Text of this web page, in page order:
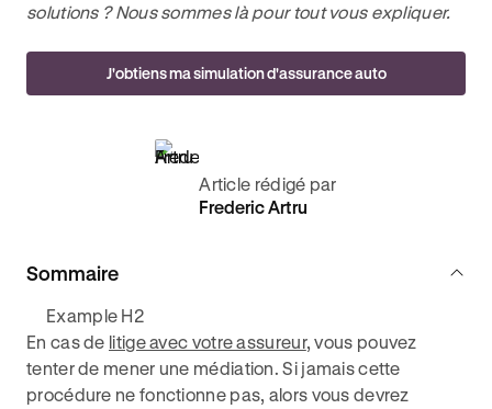
solutions ? Nous sommes là pour tout vous expliquer.
J'obtiens ma simulation d'assurance auto
Article rédigé par
Frederic Artru
Sommaire
Example H2
En cas de litige avec votre assureur, vous pouvez
tenter de mener une médiation. Si jamais cette
procédure ne fonctionne pas, alors vous devrez